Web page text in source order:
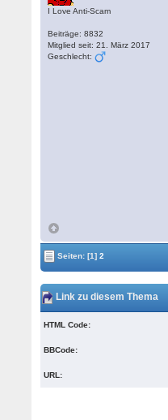
I Love Anti-Scam
Beiträge: 8832
Mitglied seit: 21. März 2017
Geschlecht:
Seiten:[1] 2
Link zu diesem Thema
HTML Code:
BBCode:
URL: